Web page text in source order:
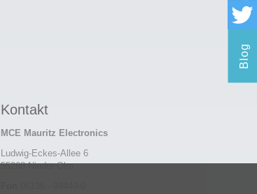
Kontakt
MCE Mauritz Electronics
Ludwig-Eckes-Allee 6
55268 Nieder-Olm
Blog